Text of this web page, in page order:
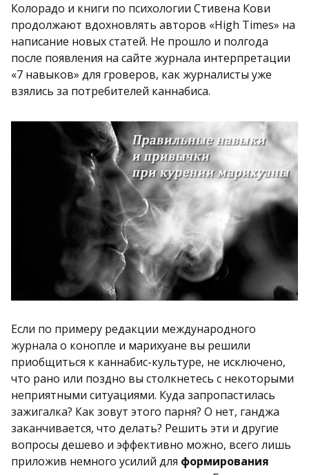
Колорадо и книги по психологии Стивена Кови
продолжают вдохновлять авторов «High Times» на
написание новых статей. Не прошло и полгода
после появления на сайте журнала интерпретации
«7 навыков» для гроверов, как журналисты уже
взялись за потребителей каннабиса.
Если по примеру редакции международного
журнала о конопле и марихуане вы решили
приобщиться к каннабис-культуре, не исключено,
что рано или поздно вы столкнетесь с некоторыми
неприятными ситуациями. Куда запропастилась
зажигалка? Как зовут этого парня? О нет, ганджа
заканчивается, что делать? Решить эти и другие
вопросы дешево и эффективно можно, всего лишь
приложив немного усилий для формирования